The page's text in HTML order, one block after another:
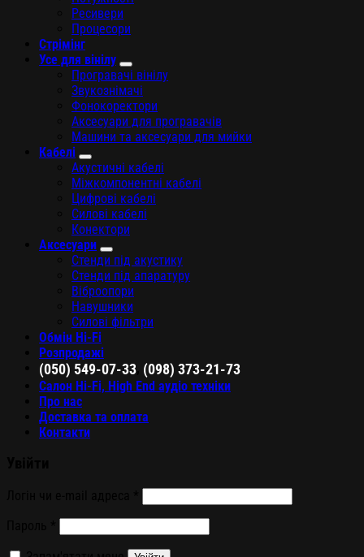
Ресивери
Процесори
Стрімінг
Усе для вінілу
Програвачі вінілу
Звукознімачі
Фонокоректори
Аксесуари для програвачів
Машини та аксесуари для мийки
Кабелі
Акустичні кабелі
Міжкомпонентні кабелі
Цифрові кабелі
Силові кабелі
Конектори
Аксесуари
Стенди під акустику
Стенди під апаратуру
Віброопори
Навушники
Силові фільтри
Обмін Hi-Fi
Розпродажі
(050) 549-07-33 (098) 373-21-73
Салон Hi-Fi, High End аудіо техніки
Про нас
Доставка та оплата
Контакти